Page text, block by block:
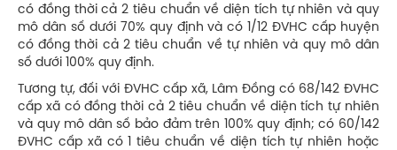
có đồng thời cả 2 tiêu chuẩn về diện tích tự nhiên và quy
mô dân số dưới 70% quy định và có 1/12 ĐVHC cấp huyện
có đồng thời cả 2 tiêu chuẩn về tự nhiên và quy mô dân
số dưới 100% quy định.
Tương tự, đối với ĐVHC cấp xã, Lâm Đồng có 68/142 ĐVHC
cấp xã có đồng thời cả 2 tiêu chuẩn về diện tích tự nhiên
và quy mô dân số bảo đảm trên 100% quy định; có 60/142
ĐVHC cấp xã có 1 tiêu chuẩn về diện tích tự nhiên hoặc